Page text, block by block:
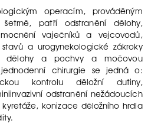
operacím, prováděným
patří odstranění dělohy,
vaječníků a vejcovodů,
a urogynekologické zákroky
dělohy a pochvy a močovou
chirurgie se jedná o:
kontrolu děložní dutiny,
odstranění nežádoucích
konizace děložního hrdla